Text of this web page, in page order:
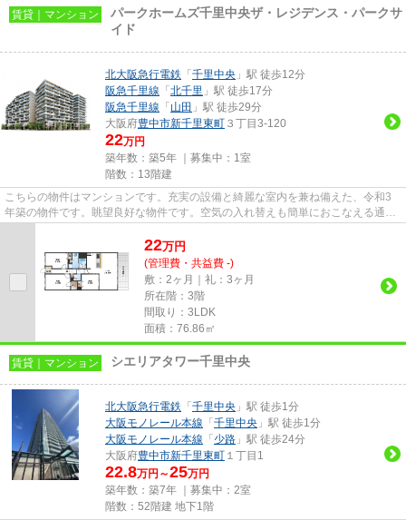
賃貸｜マンション
パークホームズ千里中央ザ・レジデンス・パークサ
イド
北大阪急行電鉄 「 千里中央 」駅 徒歩12分
阪急千里線 「 北千里 」駅 徒歩17分
阪急千里線 「 山田 」駅 徒歩29分
大阪府豊中市新千里東町 ３丁目3-120
22万円
築年数：築5年 ｜募集中： 1室
階数：13階建
こちらの物件はマンションです。充実の設備と綺麗な室内を兼ね備えた、令和3
年築の物件です。眺望良好な物件です。空気の入れ替えも簡単におこなえる通風
22万円
(管理費・共益費 -)
敷：2ヶ月｜礼：3ヶ月
所在階：3階
間取り：3LDK
面積：76.86㎡
賃貸｜マンション シエリアタワー千里中央
北大阪急行電鉄 「 千里中央 」駅 徒歩1分
大阪モノレール本線 「 千里中央 」駅 徒歩1分
大阪モノレール本線 「 少路 」駅 徒歩24分
大阪府豊中市新千里東町 １丁目1
22.8万円～25万円
築年数：築7年 ｜募集中： 2室
階数：52階建 地下1階